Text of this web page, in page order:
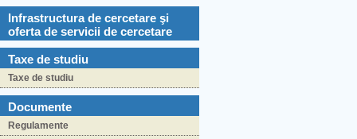
Infrastructura de cercetare şi
oferta de servicii de cercetare
Taxe de studiu
Taxe de studiu
Documente
Regulamente